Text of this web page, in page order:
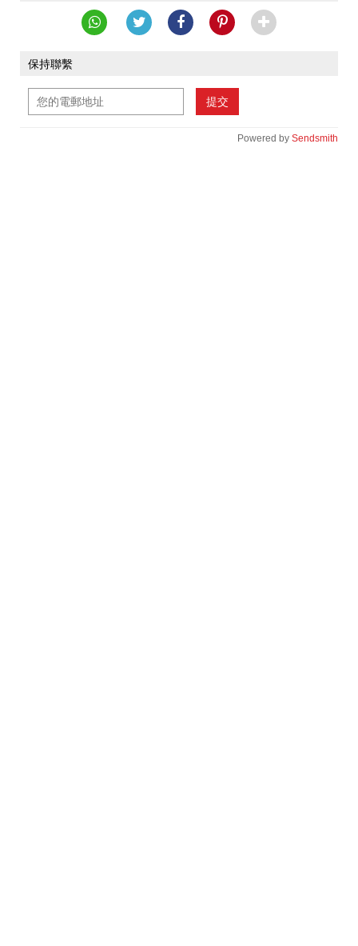
保持聯繫
提交
Powered by Sendsmith